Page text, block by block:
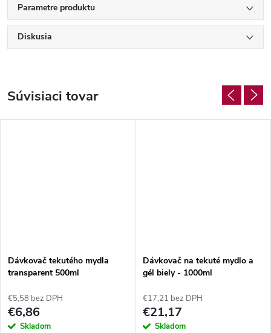
Parametre produktu
Diskusia
Súvisiaci tovar
Dávkovač tekutého mydla
transparent 500ml
€5,58 bez DPH
€6,86
Skladom
Dávkovač na tekuté mydlo a
gél biely - 1000ml
€17,21 bez DPH
€21,17
Skladom